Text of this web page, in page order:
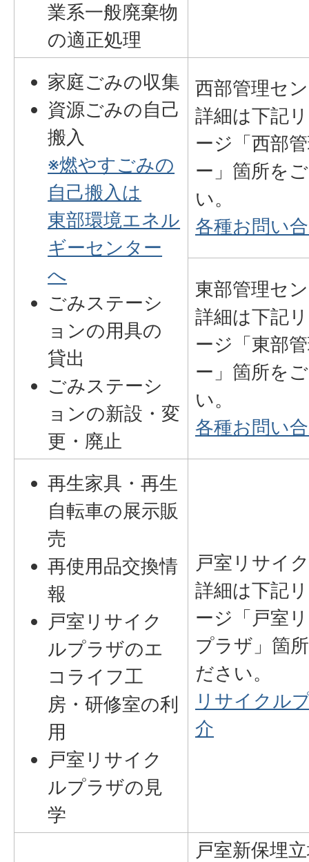
業系一般廃棄物
の適正処理
家庭ごみの収集
資源ごみの自己
搬入
※燃やすごみの
自己搬入は
東部環境エネル
ギーセンター
へ
ごみステーシ
ョンの用具の
貸出
ごみステーシ
ョンの新設・変
更・廃止
西部管理セ
詳細は下記
ージ「西部
ー」箇所を
い。
各種お問い
東部管理セ
詳細は下記
ージ「東部
ー」箇所を
い。
各種お問い
再生家具・再生
自転車の展示販
売
再使用品交換情
報
戸室リサイク
ルプラザのエ
コライフ工
房・研修室の利
用
戸室リサイク
ルプラザの見
学
戸室リサイ
詳細は下記
ージ「戸室
プラザ」箇
ださい。
リサイクル
介
戸室新保埋